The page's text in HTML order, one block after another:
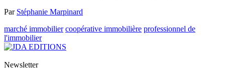
Par Stéphanie Marpinard
marché immobilier coopérative immobilière professionnel de
l'immobilier
Newsletter